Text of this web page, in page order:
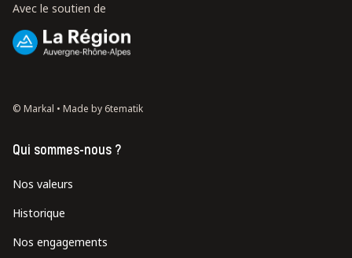
Avec le soutien de
© Markal • Made by 6tematik
Qui sommes-nous ?
Nos valeurs
Historique
Nos engagements